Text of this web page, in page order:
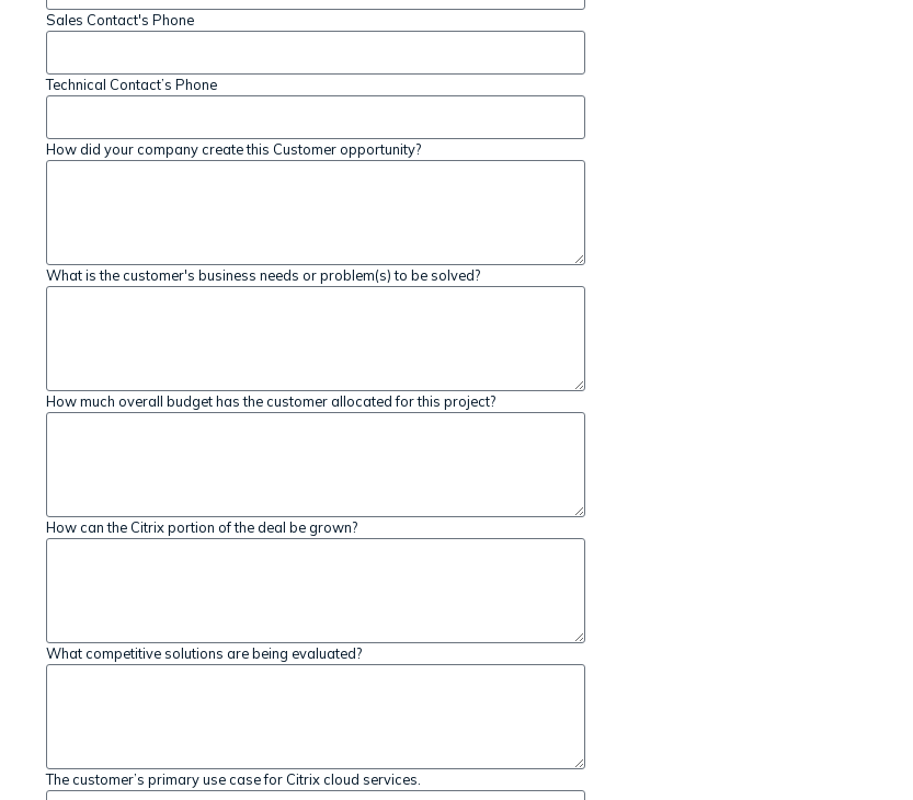
Sales Contact's Phone
Technical Contact’s Phone
How did your company create this Customer opportunity?
What is the customer's business needs or problem(s) to be solved?
How much overall budget has the customer allocated for this project?
How can the Citrix portion of the deal be grown?
What competitive solutions are being evaluated?
The customer’s primary use case for Citrix cloud services.